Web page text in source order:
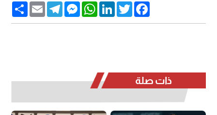
Share Email
TelegramMessengerWhatsAppLinkedInTwitter
Facebook
ذات صلة